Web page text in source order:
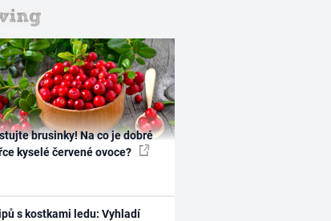
brusinky! Na co je dobré
kyselé červené ovoce?
s kostkami ledu: Vyhladí